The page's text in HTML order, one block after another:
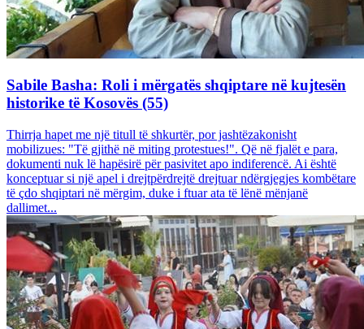
Sabile Basha: Roli i mërgatës shqiptare në kujtesën
historike të Kosovës (55)
Thirrja hapet me një titull të shkurtër, por jashtëzakonisht
mobilizues: "Të gjithë në miting protestues!". Që në fjalët e para,
dokumenti nuk lë hapësirë për pasivitet apo indiferencë. Ai është
konceptuar si një apel i drejtpërdrejtë drejtuar ndërgjegjes kombëtare
të çdo shqiptari në mërgim, duke i ftuar ata të lënë mënjanë
dallimet...